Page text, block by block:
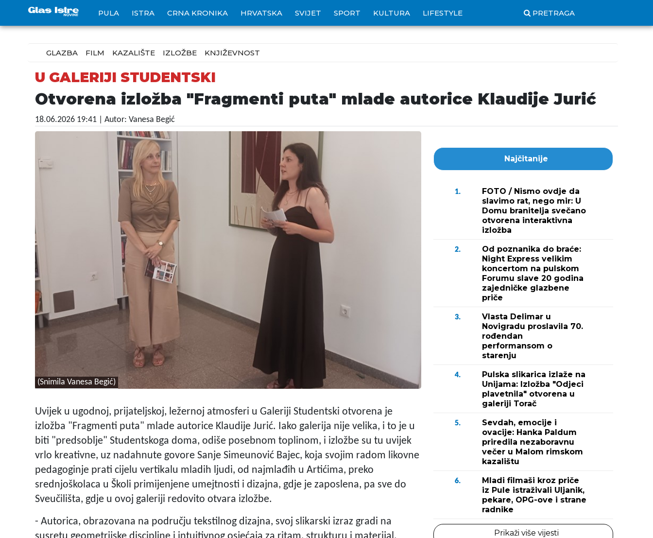
PULA ISTRA CRNA KRONIKA HRVATSKA SVIJET SPORT KULTURA LIFESTYLE PRETRAGA
GLAZBA FILM KAZALIŠTE IZLOŽBE KNJIŽEVNOST
U GALERIJI STUDENTSKI
Otvorena izložba "Fragmenti puta" mlade autorice Klaudije Jurić
18.06.2026 19:41 | Autor: Vanesa Begić
(Snimila Vanesa Begić)
Uvijek u ugodnoj, prijateljskoj, ležernoj atmosferi u Galeriji Studentski otvorena je
izložba "Fragmenti puta" mlade autorice Klaudije Jurić. Iako galerija nije velika, i to je u
biti "predsoblje" Studentskoga doma, odiše posebnom toplinom, i izložbe su tu uvijek
vrlo kreativne, uz nadahnute govore Sanje Simeunović Bajec, koja svojim radom likovne
pedagoginje prati cijelu vertikalu mladih ljudi, od najmlađih u Artićima, preko
srednjoškolaca u Školi primijenjene umejtnosti i dizajna, gdje je zaposlena, pa sve do
Sveučilišta, gdje u ovoj galeriji redovito otvara izložbe.
- Autorica, obrazovana na području tekstilnog dizajna, svoj slikarski izraz gradi na
Najčitanije
1.
FOTO / Nismo ovdje da
slavimo rat, nego mir: U
Domu branitelja svečano
otvorena interaktivna
izložba
2.
Od poznanika do braće:
Night Express velikim
koncertom na pulskom
Forumu slave 20 godina
zajedničke glazbene
priče
3.
Vlasta Delimar u
Novigradu proslavila 70.
rođendan
performansom o
starenju
4.
Pulska slikarica izlaže na
Unijama: Izložba "Odjeci
plavetnila" otvorena u
galeriji Torač
5.
Sevdah, emocije i
ovacije: Hanka Paldum
priredila nezaboravnu
večer u Malom rimskom
kazalištu
6.
Mladi filmaši kroz priče
iz Pule istraživali Uljanik,
pekare, OPG-ove i strane
radnike
Prikaži više vijesti